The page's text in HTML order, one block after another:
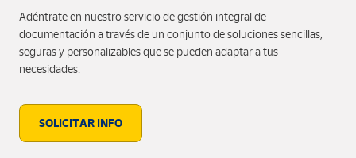
Adéntrate en nuestro servicio de gestión integral de
documentación a través de un conjunto de soluciones sencillas,
seguras y personalizables que se pueden adaptar a tus
necesidades.
SOLICITAR INFO